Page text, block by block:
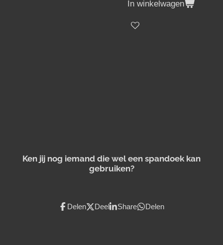
In winkelwagen
Ken jij nog iemand die wel een spandoek kan
gebruiken?
Delen Deel Share Delen